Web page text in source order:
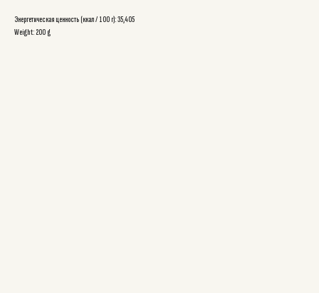
Энергетическая ценность (ккал / 100 г): 35,405
Weight: 200 g